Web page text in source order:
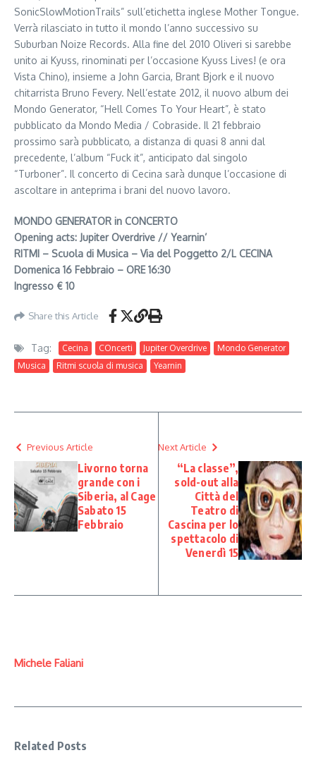
SonicSlowMotionTrails” sull’etichetta inglese Mother Tongue.
Verrà rilasciato in tutto il mondo l’anno successivo su
Suburban Noize Records. Alla fine del 2010 Oliveri si sarebbe
unito ai Kyuss, rinominati per l’occasione Kyuss Lives! (e ora
Vista Chino), insieme a John Garcia, Brant Bjork e il nuovo
chitarrista Bruno Fevery. Nell’estate 2012, il nuovo album dei
Mondo Generator, “Hell Comes To Your Heart”, è stato
pubblicato da Mondo Media / Cobraside. Il 21 febbraio
prossimo sarà pubblicato, a distanza di quasi 8 anni dal
precedente, l’album “Fuck it”, anticipato dal singolo
“Turboner”. Il concerto di Cecina sarà dunque l’occasione di
ascoltare in anteprima i brani del nuovo lavoro.
MONDO GENERATOR in CONCERTO
Opening acts: Jupiter Overdrive // Yearnin’
RITMI – Scuola di Musica – Via del Poggetto 2/L CECINA
Domenica 16 Febbraio – ORE 16:30
Ingresso € 10
Share this Article
Tag: Cecina COncerti Jupiter Overdrive
Mondo Generator
Musica
Ritmi scuola di musica Yearnin
Previous Article
Livorno torna
grande con i
Siberia, al Cage
Sabato 15
Febbraio
Next Article
“La classe”,
sold-out alla
Città del
Teatro di
Cascina per lo
spettacolo di
Venerdì 15
Michele Faliani
Related Posts